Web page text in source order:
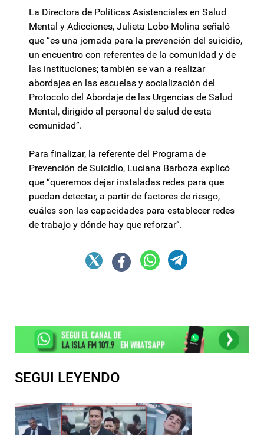
La Directora de Políticas Asistenciales en Salud
Mental y Adicciones, Julieta Lobo Molina señaló
que “es una jornada para la prevención del suicidio,
un encuentro con referentes de la comunidad y de
las instituciones; también se van a realizar
abordajes en las escuelas y socialización del
Protocolo del Abordaje de las Urgencias de Salud
Mental, dirigido al personal de salud de esta
comunidad”.
Para finalizar, la referente del Programa de
Prevención de Suicidio, Luciana Barboza explicó
que “queremos dejar instaladas redes para que
puedan detectar, a partir de factores de riesgo,
cuáles son las capacidades para establecer redes
de trabajo y dónde hay que reforzar”.
SEGUI LEYENDO